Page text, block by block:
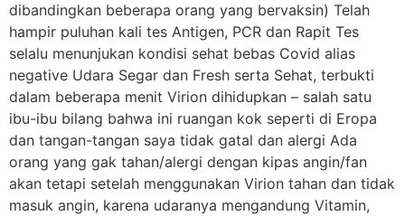
dibandingkan beberapa orang yang bervaksin) Telah
hampir puluhan kali tes Antigen, PCR dan Rapit Tes
selalu menunjukan kondisi sehat bebas Covid alias
negative Udara Segar dan Fresh serta Sehat, terbukti
dalam beberapa menit Virion dihidupkan – salah satu
ibu-ibu bilang bahwa ini ruangan kok seperti di Eropa
dan tangan-tangan saya tidak gatal dan alergi Ada
orang yang gak tahan/alergi dengan kipas angin/fan
akan tetapi setelah menggunakan Virion tahan dan tidak
masuk angin, karena udaranya mengandung Vitamin,